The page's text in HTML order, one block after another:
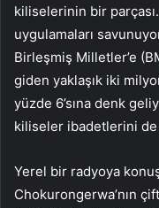
kiliselerinin bir
uygulamaları
Birleşmiş Milletler’e
giden yaklaşık iki
yüzde 6’sına denk
kiliseler ibadetlerini de
Yerel bir radyoya
Chokurongerwa’nın